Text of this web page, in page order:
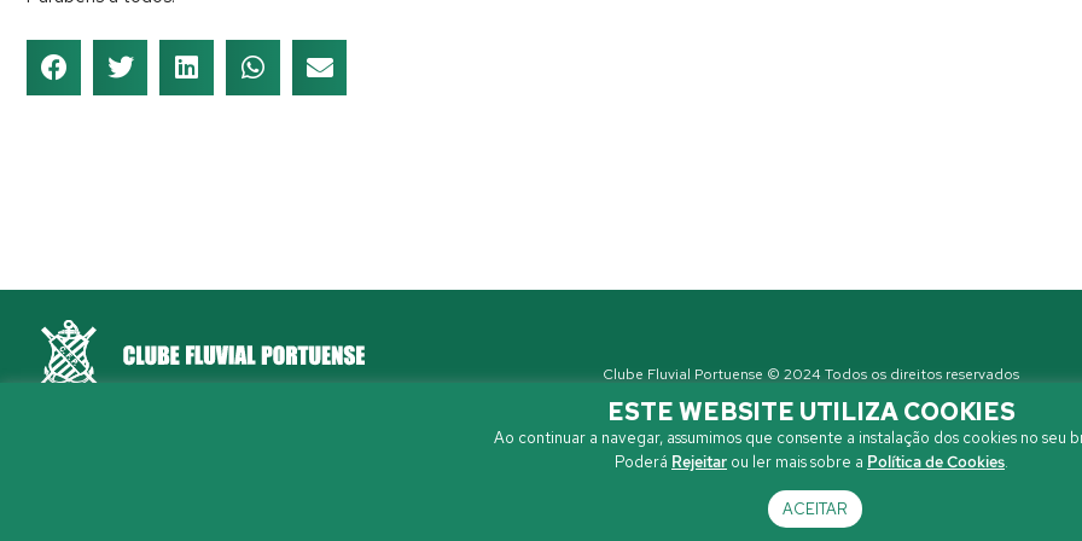
Clube Fluvial Portuense © 2024 Todos os direitos reservados
ESTE WEBSITE UTILIZA COOKIES
Ao continuar a navegar, assumimos que consente a instalação dos cookies no seu
Poderá Rejeitar ou ler mais sobre a Política de Cookies.
ACEITAR